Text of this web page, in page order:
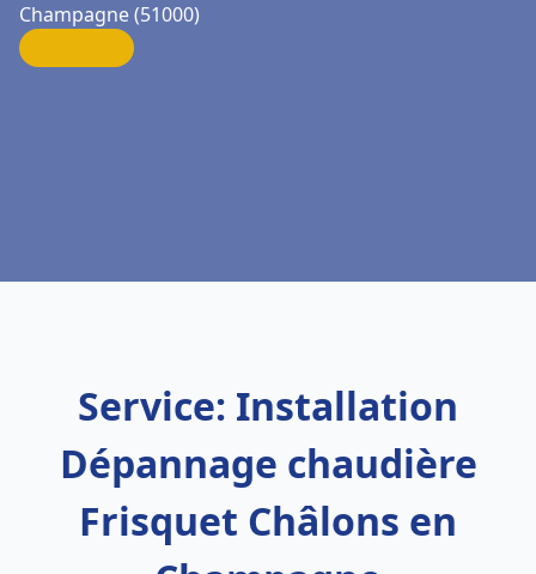
Champagne (51000)
Service: Installation
Dépannage chaudière
Frisquet Châlons en